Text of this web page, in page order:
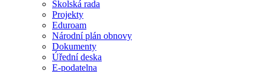
Školská rada
Projekty
Eduroam
Národní plán obnovy
Dokumenty
Úřední deska
E-podatelna